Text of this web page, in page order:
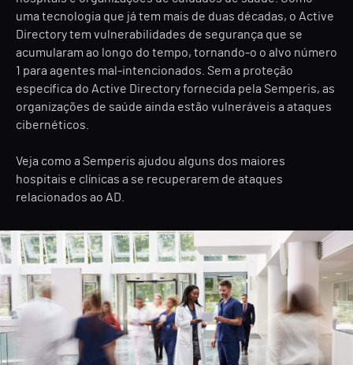
uma tecnologia que já tem mais de duas décadas, o Active
Directory tem vulnerabilidades de segurança que se
acumularam ao longo do tempo, tornando-o o alvo número
1 para agentes mal-intencionados. Sem a proteção
específica do Active Directory fornecida pela Semperis, as
organizações de saúde ainda estão vulneráveis a ataques
cibernéticos.
Veja como a Semperis ajudou alguns dos maiores
hospitais e clínicas a se recuperarem de ataques
relacionados ao AD.